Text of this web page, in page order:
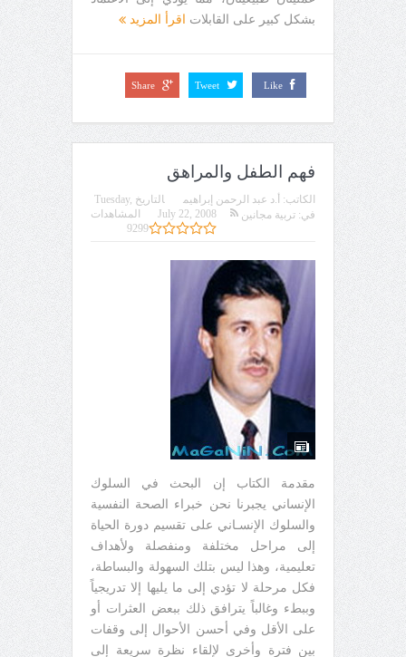
بشكل كبير على القابلات
اقرأ المزيد
Like
Tweet
Share
فهم الطفل والمراهق
الكاتب: أ.د عبد الرحمن إبراهيم التاريخ Tuesday,
July 22, 2008
في: تربية مجانين
المشاهدات
9299
مقدمة الكتاب إن البحث في السلوك
الإنساني يجبرنا نحن خبراء الصحة النفسية
والسلوك الإنسـاني على تقسيم دورة الحياة
إلى مراحل مختلفة ومنفصلة ولأهداف
تعليمية، وهذا ليس بتلك السهولة والبساطة،
فكل مرحلة لا تؤدي إلى ما يليها إلا تدريجياً
وببطء وغالباً يترافق ذلك ببعض العثرات أو
على الأقل وفي أحسن الأحوال إلى وقفات
بين فترة وأخرى لإلقاء نظرة سريعة إلى